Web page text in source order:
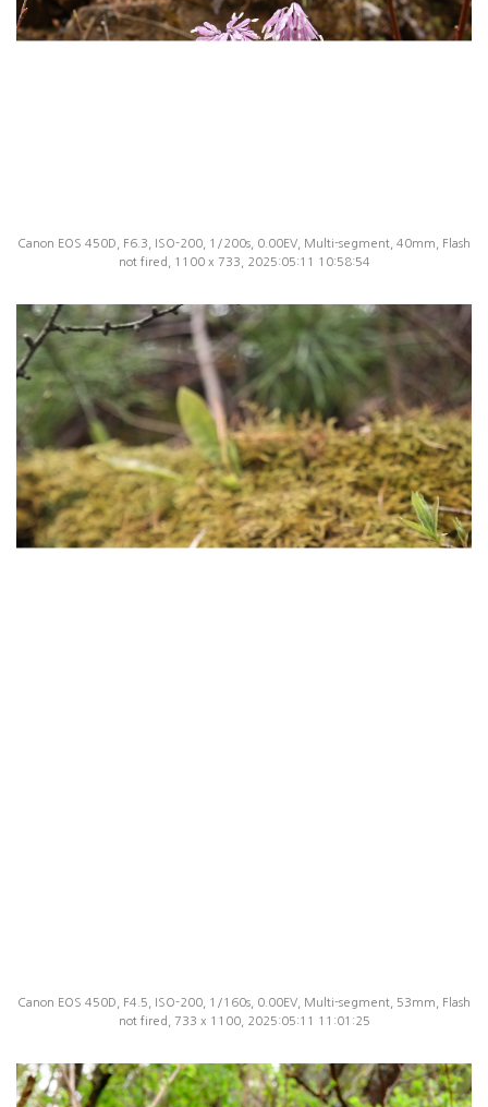
Canon EOS 450D, F6.3, ISO-200, 1/200s, 0.00EV, Multi-segment, 40mm, Flash
not fired, 1100 x 733, 2025:05:11 10:58:54
Canon EOS 450D, F4.5, ISO-200, 1/160s, 0.00EV, Multi-segment, 53mm, Flash
not fired, 733 x 1100, 2025:05:11 11:01:25